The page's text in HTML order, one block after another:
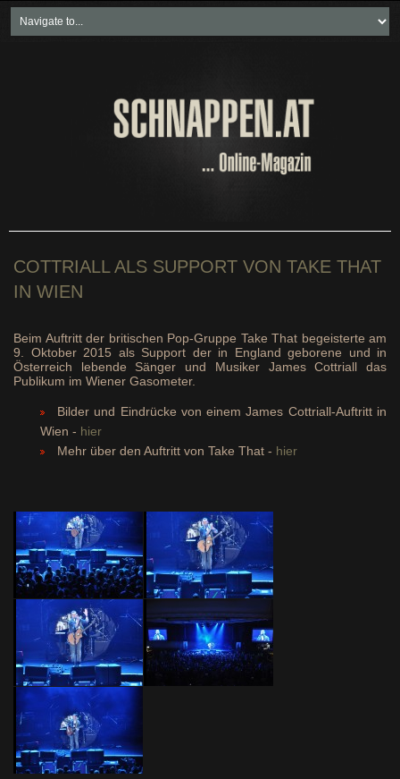
Neueste Beiträge
Soziales & Projekte
COTTRIALL ALS SUPPORT VON TAKE THAT
IN WIEN
Beim Auftritt der britischen Pop-Gruppe Take That begeisterte am
9. Oktober 2015 als Support der in England geborene und in
Österreich lebende Sänger und Musiker James Cottriall das
Publikum im Wiener Gasometer.
Bilder und Eindrücke von einem James Cottriall-Auftritt in
Wien - hier
Mehr über den Auftritt von Take That - hier